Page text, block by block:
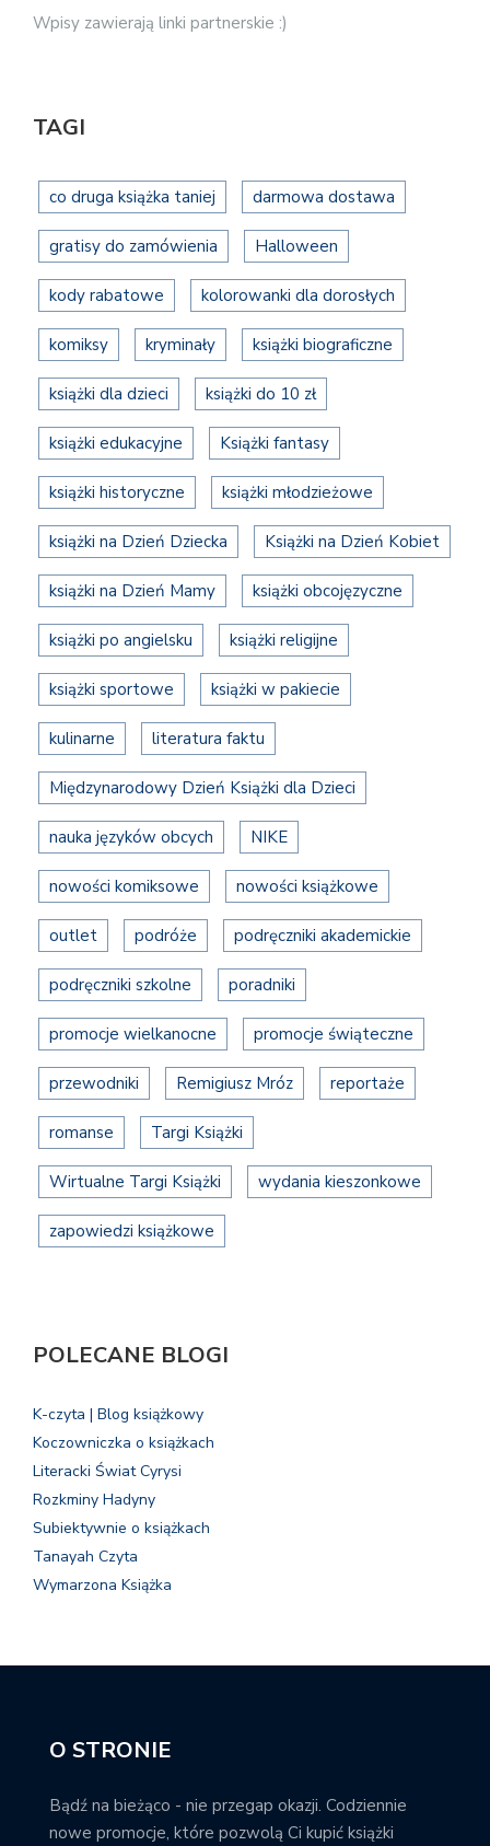
Wpisy zawierają linki partnerskie :)
TAGI
co druga książka taniej darmowa dostawa
gratisy do zamówienia Halloween
kody rabatowe kolorowanki dla dorosłych
komiksy kryminały książki biograficzne
książki dla dzieci książki do 10 zł
książki edukacyjne Książki fantasy
książki historyczne książki młodzieżowe
książki na Dzień Dziecka Książki na Dzień Kobiet
książki na Dzień Mamy książki obcojęzyczne
książki po angielsku książki religijne
książki sportowe książki w pakiecie
kulinarne literatura faktu
Międzynarodowy Dzień Książki dla Dzieci
nauka języków obcych NIKE
nowości komiksowe nowości książkowe
outlet podróże podręczniki akademickie
podręczniki szkolne poradniki
promocje wielkanocne promocje świąteczne
przewodniki Remigiusz Mróz reportaże
romanse Targi Książki
Wirtualne Targi Książki wydania kieszonkowe
zapowiedzi książkowe
POLECANE BLOGI
K-czyta | Blog książkowy
Koczowniczka o książkach
Literacki Świat Cyrysi
Rozkminy Hadyny
Subiektywnie o książkach
Tanayah Czyta
Wymarzona Książka
O STRONIE
Bądź na bieżąco - nie przegap okazji. Codziennie
nowe promocje, które pozwolą Ci kupić książki